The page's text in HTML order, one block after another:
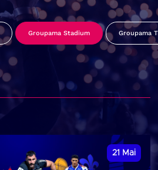
Groupama Stadium Groupama
21 Mai